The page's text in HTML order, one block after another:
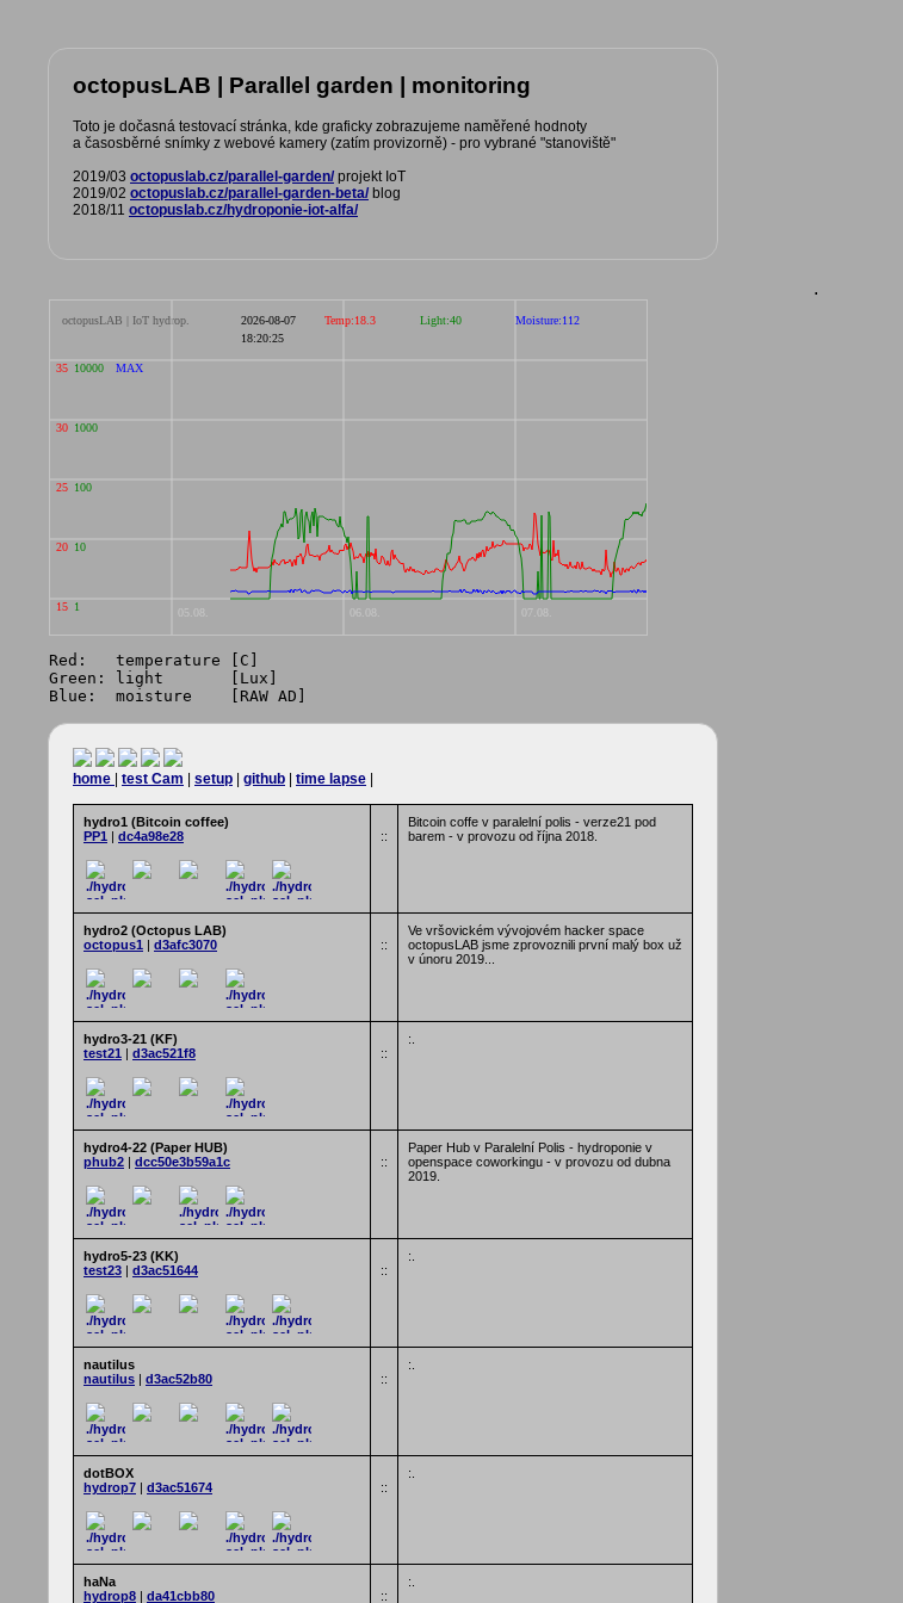
octopusLAB | Parallel garden | monitoring
Toto je dočasná testovací stránka, kde graficky zobrazujeme naměřené hodnoty
a časosběrné snímky z webové kamery (zatím provizorně) - pro vybrané "stanoviště"
2019/03 octopuslab.cz/parallel-garden/ projekt IoT
2019/02 octopuslab.cz/parallel-garden-beta/ blog
2018/11 octopuslab.cz/hydroponie-iot-alfa/
Red:   temperature [C]
Green: light       [Lux]
.
home test Cam setup github time lapse
hydro1 (Bitcoin coffee)
PP1 | dc4a98e28 ::
Bitcoin coffe v paralelní polis - verze21 pod
barem - v provozu od října 2018.
hydro2 (Octopus LAB)
octopus1 | d3afc3070 ::
Ve vršovickém vývojovém hacker space
octopusLAB jsme zprovoznili první malý box už
v únoru 2019...
hydro3-21 (KF)
test21 | d3ac521f8 ::
:.
hydro4-22 (Paper HUB)
phub2 | dcc50e3b59a1c ::
Paper Hub v Paralelní Polis - hydroponie v
openspace coworkingu - v provozu od dubna
2019.
hydro5-23 (KK)
test23 | d3ac51644 ::
:.
nautilus
nautilus | d3ac52b80 ::
:.
dotBOX
hydrop7 | d3ac51674 ::
:.
haNa
hydrop8 | da41cbb80 ::
:.